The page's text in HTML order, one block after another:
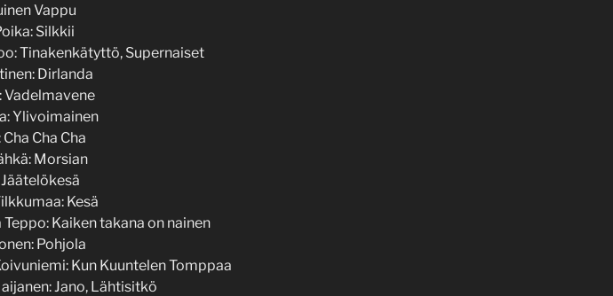
Vappu
Silkkii
Tinakenkätyttö, Supernaiset
Dirlanda
Vadelmavene
Ylivoimainen
Cha Cha
Morsian
Kesä
Kaiken takana on nainen
Pohjola
Kun Kuuntelen Tomppaa
Jano, Lähtisitkö